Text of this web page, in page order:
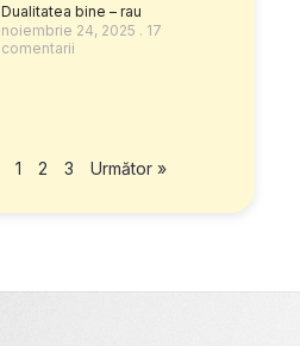
Dualitatea bine – rau
noiembrie 24, 2025
17
comentarii
1 2 3 Următor »